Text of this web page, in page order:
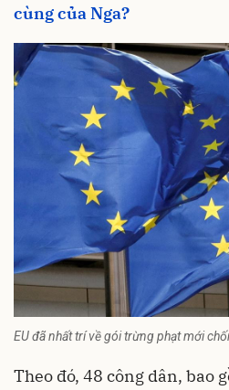
cùng của Nga?
EU đã nhất trí về gói trừng phạt mới
Theo đó, 48 công dân, bao